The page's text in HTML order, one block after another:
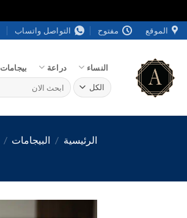
تخطي
للمحتوى
الموقع مفتوح التواصل واتساب
النساء دراعة بيجامات
البحث
عن:
الرئيسية / البيجامات /